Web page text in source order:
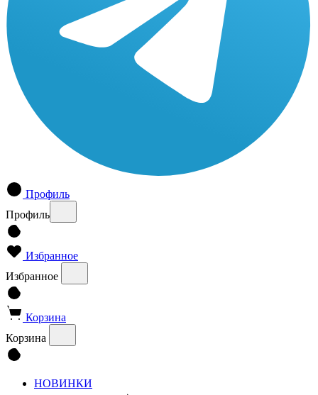
Профиль
Профиль
Избранное
Избранное
Корзина
Корзина
НОВИНКИ